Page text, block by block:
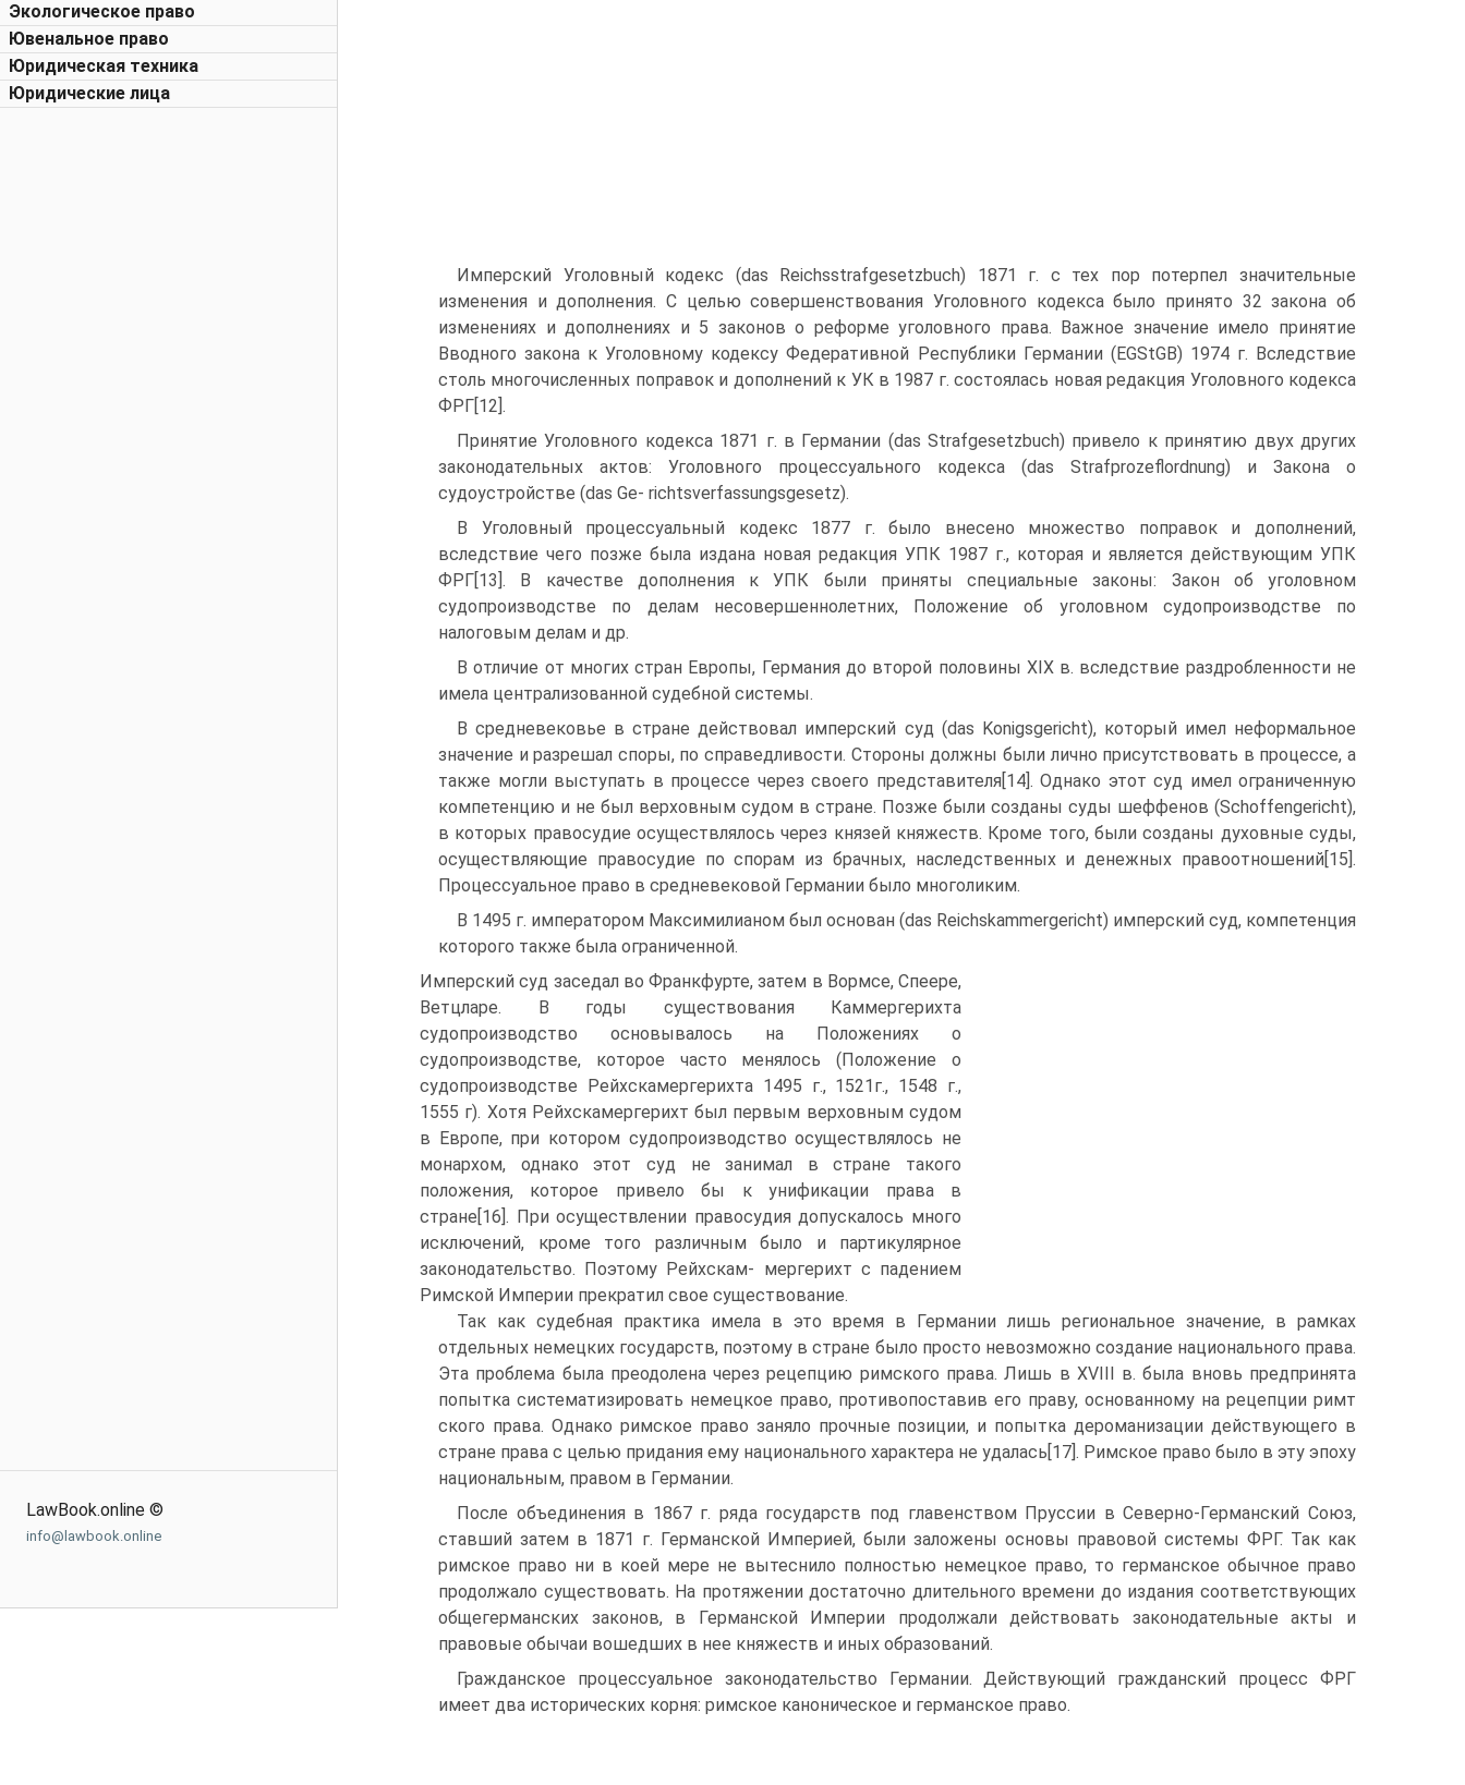
Экологическое право
Ювенальное право
Юридическая техника
Юридические лица
LawBook.online ©
info@lawbook.online
Имперский Уголовный кодекс (das Reichsstrafgesetzbuch) 1871 г. с тех пор потерпел значительные
изменения и дополнения. С целью совершенствования Уголовного кодекса было принято 32 закона об
изменениях и дополнениях и 5 законов о реформе уголовного права. Важное значение имело принятие
Вводного закона к Уголовному кодексу Федеративной Республики Германии (EGStGB) 1974 г. Вследствие
столь многочисленных поправок и дополнений к УК в 1987 г. состоялась новая редакция Уголовного кодекса
ФРГ[12].
Принятие Уголовного кодекса 1871 г. в Германии (das Strafgesetzbuch) привело к принятию двух других
законодательных актов: Уголовного процессуального кодекса (das Strafprozeflordnung) и Закона о
судоустройстве (das Ge- richtsverfassungsgesetz).
В Уголовный процессуальный кодекс 1877 г. было внесено множество поправок и дополнений,
вследствие чего позже была издана новая редакция УПК 1987 г., которая и является действующим УПК
ФРГ[13]. В качестве дополнения к УПК были приняты специальные законы: Закон об уголовном
судопроизводстве по делам несовершеннолетних, Положение об уголовном судопроизводстве по
налоговым делам и др.
В отличие от многих стран Европы, Германия до второй половины XIX в. вследствие раздробленности не
имела централизованной судебной системы.
В средневековье в стране действовал имперский суд (das Konigsgericht), который имел неформальное
значение и разрешал споры, по справедливости. Стороны должны были лично присутствовать в процессе, а
также могли выступать в процессе через своего представителя[14]. Однако этот суд имел ограниченную
компетенцию и не был верховным судом в стране. Позже были созданы суды шеффенов (Schoffengericht),
в которых правосудие осуществлялось через князей княжеств. Кроме того, были созданы духовные суды,
осуществляющие правосудие по спорам из брачных, наследственных и денежных правоотношений[15].
Процессуальное право в средневековой Германии было многоликим.
В 1495 г. императором Максимилианом был основан (das Reichskammergericht) имперский суд, компетенция
которого также была ограниченной.
Имперский суд заседал во Франкфурте, затем в Вормсе, Спеере,
Ветцларе. В годы существования Каммергерихта
судопроизводство основывалось на Положениях о
судопроизводстве, которое часто менялось (Положение о
судопроизводстве Рейхскамергерихта 1495 г., 1521г., 1548 г.,
1555 г). Хотя Рейхскамергерихт был первым верховным судом
в Европе, при котором судопроизводство осуществлялось не
монархом, однако этот суд не занимал в стране такого
положения, которое привело бы к унификации права в
стране[16]. При осуществлении правосудия допускалось много
исключений, кроме того различным было и партикулярное
законодательство. Поэтому Рейхскам- мергерихт с падением
Римской Империи прекратил свое существование.
Так как судебная практика имела в это время в Германии лишь региональное значение, в рамках
отдельных немецких государств, поэтому в стране было просто невозможно создание национального права.
Эта проблема была преодолена через рецепцию римского права. Лишь в XVIII в. была вновь предпринята
попытка систематизировать немецкое право, противопоставив его праву, основанному на рецепции римт
ского права. Однако римское право заняло прочные позиции, и попытка дероманизации действующего в
стране права с целью придания ему национального характера не удалась[17]. Римское право было в эту эпоху
национальным, правом в Германии.
После объединения в 1867 г. ряда государств под главенством Пруссии в Северно-Германский Союз,
ставший затем в 1871 г. Германской Империей, были заложены основы правовой системы ФРГ. Так как
римское право ни в коей мере не вытеснило полностью немецкое право, то германское обычное право
продолжало существовать. На протяжении достаточно длительного времени до издания соответствующих
общегерманских законов, в Германской Империи продолжали действовать законодательные акты и
правовые обычаи вошедших в нее княжеств и иных образований.
Гражданское процессуальное законодательство Германии. Действующий гражданский процесс ФРГ
имеет два исторических корня: римское каноническое и германское право.